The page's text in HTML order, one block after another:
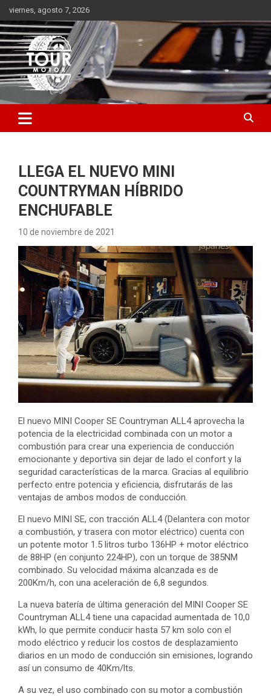
Saltar
al
contenido
viernes, agosto 7, 2026
Tour Motor
Plataforma de contenido audiovisual para el sector automotriz
LLEGA EL NUEVO MINI
COUNTRYMAN HÍBRIDO
ENCHUFABLE
10 de noviembre de 2021
El nuevo MINI Cooper SE Countryman ALL4 aprovecha la
potencia de la electricidad combinada con un motor a
combustión para crear una experiencia de conducción
emocionante y deportiva sin dejar de lado el confort y la
seguridad características de la marca. Gracias al equilibrio
perfecto entre potencia y eficiencia, disfrutarás de las
ventajas de ambos modos de conducción.
El nuevo MINI SE, con tracción ALL4 (Delantera con motor
a combustión, y trasera con motor eléctrico) cuenta con
un potente motor 1.5 litros turbo 136HP + motor eléctrico
de 88HP (en conjunto 224HP), con un torque de 385NM
combinado. Su velocidad máxima alcanzada es de
200Km/h, con una aceleración de 6,8 segundos.
La nueva batería de última generación del MINI Cooper SE
Countryman ALL4 tiene una capacidad aumentada de 10,0
kWh, lo que permite conducir hasta 57 km solo con el
modo eléctrico y reducir los costos de desplazamiento
diarios en un modo de conducción sin emisiones, logrando
así un consumo de 40Km/lts.
A su vez, el uso combinado con su motor a combustión